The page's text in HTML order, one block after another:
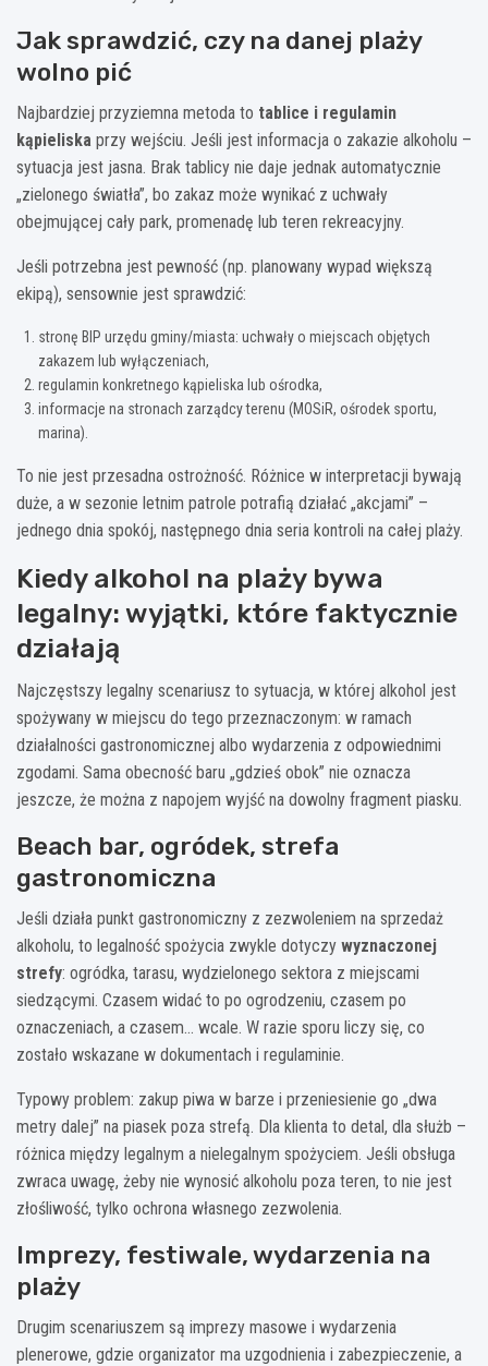
Jak sprawdzić, czy na danej plaży
wolno pić
Najbardziej przyziemna metoda to tablice i regulamin
kąpieliska przy wejściu. Jeśli jest informacja o zakazie alkoholu –
sytuacja jest jasna. Brak tablicy nie daje jednak automatycznie
„zielonego światła”, bo zakaz może wynikać z uchwały
obejmującej cały park, promenadę lub teren rekreacyjny.
Jeśli potrzebna jest pewność (np. planowany wypad większą
ekipą), sensownie jest sprawdzić:
stronę BIP urzędu gminy/miasta: uchwały o miejscach objętych
zakazem lub wyłączeniach,
regulamin konkretnego kąpieliska lub ośrodka,
informacje na stronach zarządcy terenu (MOSiR, ośrodek sportu,
marina).
To nie jest przesadna ostrożność. Różnice w interpretacji bywają
duże, a w sezonie letnim patrole potrafią działać „akcjami” –
jednego dnia spokój, następnego dnia seria kontroli na całej plaży.
Kiedy alkohol na plaży bywa
legalny: wyjątki, które faktycznie
działają
Najczęstszy legalny scenariusz to sytuacja, w której alkohol jest
spożywany w miejscu do tego przeznaczonym: w ramach
działalności gastronomicznej albo wydarzenia z odpowiednimi
zgodami. Sama obecność baru „gdzieś obok” nie oznacza
jeszcze, że można z napojem wyjść na dowolny fragment piasku.
Beach bar, ogródek, strefa
gastronomiczna
Jeśli działa punkt gastronomiczny z zezwoleniem na sprzedaż
alkoholu, to legalność spożycia zwykle dotyczy wyznaczonej
strefy: ogródka, tarasu, wydzielonego sektora z miejscami
siedzącymi. Czasem widać to po ogrodzeniu, czasem po
oznaczeniach, a czasem… wcale. W razie sporu liczy się, co
zostało wskazane w dokumentach i regulaminie.
Typowy problem: zakup piwa w barze i przeniesienie go „dwa
metry dalej” na piasek poza strefą. Dla klienta to detal, dla służb –
różnica między legalnym a nielegalnym spożyciem. Jeśli obsługa
zwraca uwagę, żeby nie wynosić alkoholu poza teren, to nie jest
złośliwość, tylko ochrona własnego zezwolenia.
Imprezy, festiwale, wydarzenia na
plaży
Drugim scenariuszem są imprezy masowe i wydarzenia
plenerowe, gdzie organizator ma uzgodnienia i zabezpieczenie, a